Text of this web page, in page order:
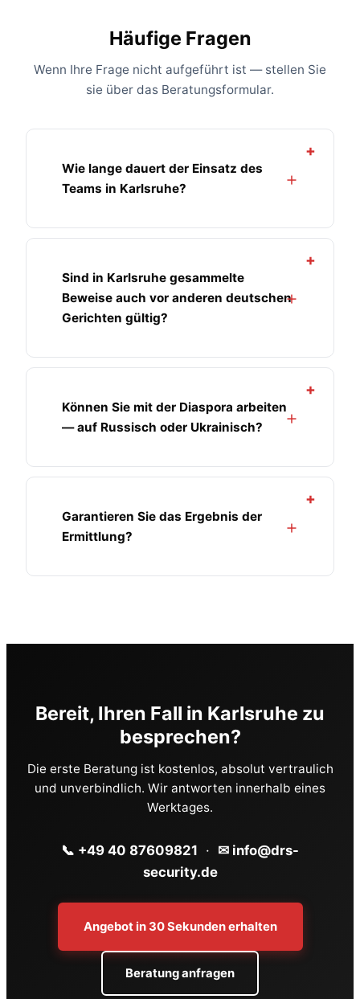
Häufige Fragen
Wenn Ihre Frage nicht aufgeführt ist — stellen Sie
sie über das Beratungsformular.
Wie lange dauert der Einsatz des
Teams in Karlsruhe?
+
Sind in Karlsruhe gesammelte
Beweise auch vor anderen deutschen
Gerichten gültig?
+
Können Sie mit der Diaspora arbeiten
— auf Russisch oder Ukrainisch?
+
Garantieren Sie das Ergebnis der
Ermittlung?
+
Bereit, Ihren Fall in Karlsruhe zu
besprechen?
Die erste Beratung ist kostenlos, absolut vertraulich
und unverbindlich. Wir antworten innerhalb eines
Werktages.
📞 +49 40 87609821 · ✉ info@drs-
security.de
Angebot in 30 Sekunden erhalten
Beratung anfragen